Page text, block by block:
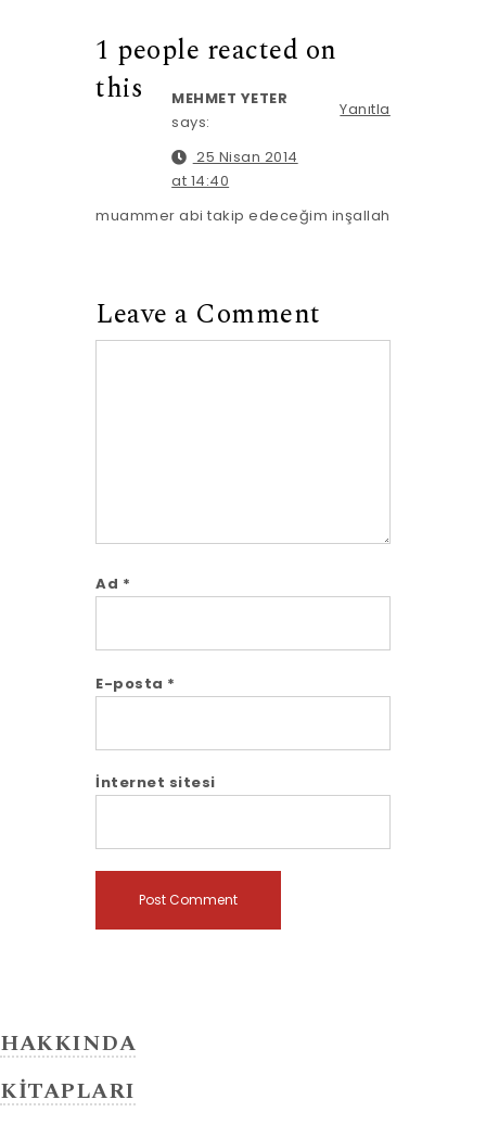
1 people reacted on
this
Yanıtla
MEHMET YETER
says:
25 Nisan 2014
at 14:40
muammer abi takip edeceğim inşallah
Leave a Comment
Ad *
E-posta *
İnternet sitesi
HAKKINDA
KİTAPLARI